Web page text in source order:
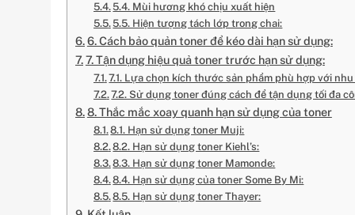
5.4. Mùi hương khó chịu xuất hiện
5.5. Hiện tượng tách lớp trong chai:
6. Cách bảo quản toner để kéo dài hạn sử dụng:
7. Tận dụng hiệu quả toner trước hạn sử dụng:
7.1. Lựa chọn kích thước sản phẩm phù hợp với
7.2. Sử dụng toner đúng cách để tận dụng tối đa
8. Thắc mắc xoay quanh hạn sử dụng của toner
8.1. Hạn sử dụng toner Muji:
8.2. Hạn sử dụng toner Kiehl’s:
8.3. Hạn sử dụng toner Mamonde:
8.4. Hạn sử dụng của toner Some By Mi:
8.5. Hạn sử dụng toner Thayer: